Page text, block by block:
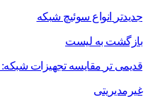
جدیدتر انواع سوئیچ شبکه
بازگشت به لیست
قدیمی تر مقایسه تجهیزات
غیرمدیریتی